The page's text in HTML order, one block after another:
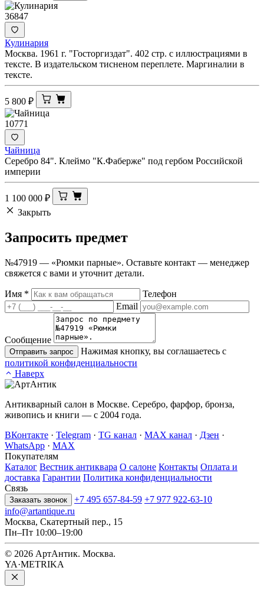
36847
Кулинария
Москва. 1961 г. "Госторгиздат". 402 стр. с иллюстрациями в
тексте. В издательском тисненом переплете. Маргиналии в
тексте.
5 800 ₽
10771
Чайница
Серебро 84". Клеймо "К.Фаберже" под гербом Российской
империи
1 100 000 ₽
Закрыть
Запросить предмет
№47919 — «Рюмки парные». Оставьте контакт — менеджер
свяжется с вами и уточнит детали.
Имя *
Телефон
Email
Сообщение
Отправить запрос
Нажимая кнопку, вы соглашаетесь с
политикой конфиденциальности
Наверх
Антикварный салон в Москве. Серебро, фарфор, бронза,
живопись и книги — с 2004 года.
ВКонтакте · Telegram · TG канал · MAX канал · Дзен ·
WhatsApp · MAX
Покупателям
Каталог Вестник антиквара О салоне Контакты Оплата и
доставка Гарантии Политика конфиденциальности
Связь
Заказать звонок +7 495 657-84-59 +7 977 922-63-10
info@artantique.ru
Москва, Скатертный пер., 15
Пн–Пт 10:00–19:00
© 2026 АртАнтик. Москва.
YA·METRIKA